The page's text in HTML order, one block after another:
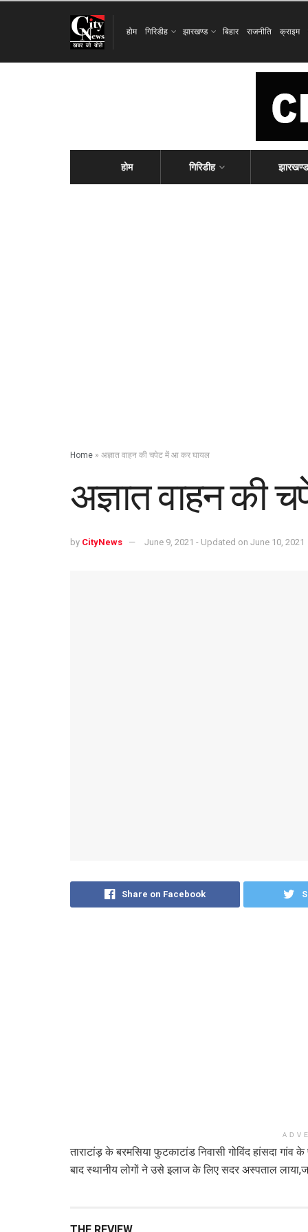
होम गिरिडीह झारखण्ड बिहार राजनीति क्राइम
होम गिरिडीह
Home » अज्ञात वाहन की चपेट में आ कर घायल
अज्ञात वाहन की
by CityNews June 9, 2021 - Updated on June 10, 2021
Share on Facebook
ताराटांड़ के बरमसिया फुटकाटांड निवासी गोविंद हांसदा
बाद स्थानीय लोगों ने उसे इलाज के लिए सदर अस्पताल